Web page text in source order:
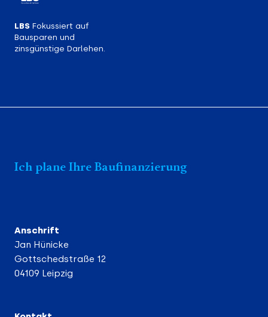
LBS Fokussiert auf
Bausparen und
zinsgünstige Darlehen.
Ich plane Ihre Baufinanzierung
Anschrift
Jan Hünicke
Gottschedstraße 12
04109 Leipzig